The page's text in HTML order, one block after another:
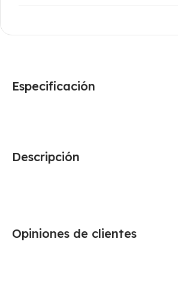
Descripción
Especificación
Opiniones de clientes